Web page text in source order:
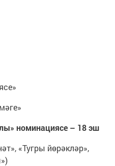
номинациясе – 18 эш
«Тугры йөрәкләр»,